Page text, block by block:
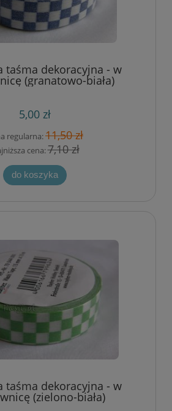
taśma dekoracyjna - w
(granatowo-biała)
5,00 zł
regularna:11,50 zł
cena:7,10 zł
do koszyka
taśma dekoracyjna - w
(zielono-biała)